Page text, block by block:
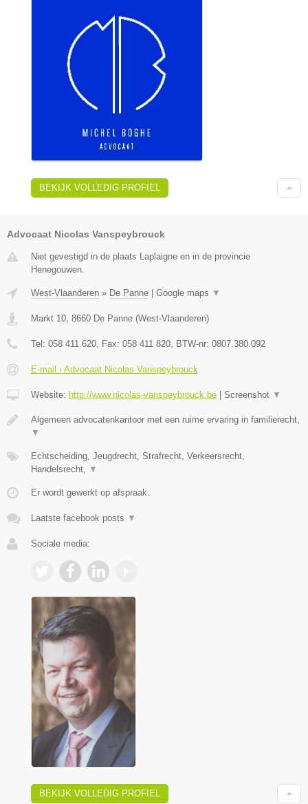
BEKIJK VOLLEDIG PROFIEL
Advocaat Nicolas Vanspeybrouck
Niet gevestigd in de plaats Laplaigne en in de provincie
Henegouwen.
West-Vlaanderen » De Panne Google maps ▼
Markt 10, 8660 De Panne (West-Vlaanderen)
Tel: 058 411 620, Fax: 058 411 820, BTW-nr: 0807.380.092
E-mail › Advocaat Nicolas Vanspeybrouck
Website: http://www.nicolas-vanspeybrouck.be Screenshot ▼
Algemeen advocatenkantoor met een ruime ervaring in familierecht,
▼
Echtscheiding, Jeugdrecht, Strafrecht, Verkeersrecht,
Handelsrecht, ▼
Er wordt gewerkt op afspraak.
Laatste facebook posts ▼
Sociale media:
BEKIJK VOLLEDIG PROFIEL